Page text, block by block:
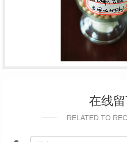
在线
RELATED TO